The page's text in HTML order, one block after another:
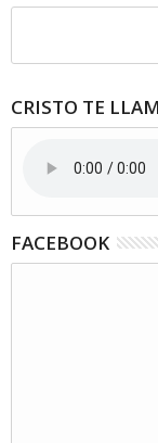
CRISTO TE
FACEBOOK